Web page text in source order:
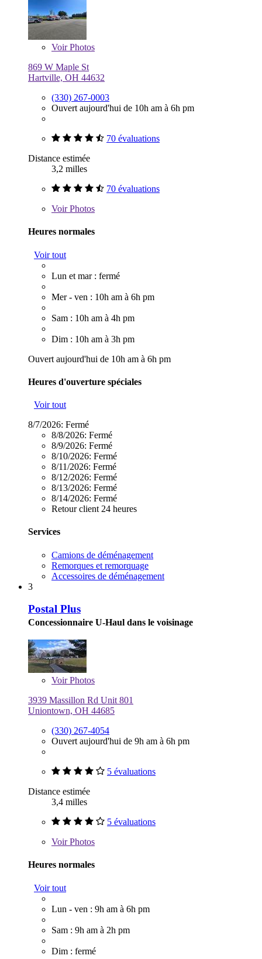
VoirPhotos
869 W Maple St
Hartville, OH 44632
(330) 267-0003
Ouvert aujourd'hui de 10h am à 6h pm
70 évaluations
Distance estimée
3,2 milles
70 évaluations
VoirPhotos
Heures normales
Voir tout
Lun et mar : fermé
Mer - ven : 10h am à 6h pm
Sam : 10h am à 4h pm
Dim : 10h am à 3h pm
Ouvert aujourd'hui de 10h am à 6h pm
Heures d'ouverture spéciales
Voir tout
8/7/2026: Fermé
8/8/2026: Fermé
8/9/2026: Fermé
8/10/2026: Fermé
8/11/2026: Fermé
8/12/2026: Fermé
8/13/2026: Fermé
8/14/2026: Fermé
Retour client 24 heures
Services
Camions de déménagement
Remorques et remorquage
Accessoires de déménagement
3
Postal Plus
Concessionnaire U-Haul dans le voisinage
VoirPhotos
3939 Massillon Rd Unit 801
Uniontown, OH 44685
(330) 267-4054
Ouvert aujourd'hui de 9h am à 6h pm
5 évaluations
Distance estimée
3,4 milles
5 évaluations
VoirPhotos
Heures normales
Voir tout
Lun - ven : 9h am à 6h pm
Sam : 9h am à 2h pm
Dim : fermé